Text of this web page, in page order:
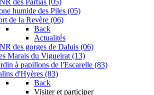
des Partias (05)
humide des Piles (05)
de la Revère (06)
Back
Actualités
des gorges de Daluis (06)
Marais du Vigueirat (13)
à papillons de l'Escarelle (83)
d'Hyères (83)
Back
Visiter et participer